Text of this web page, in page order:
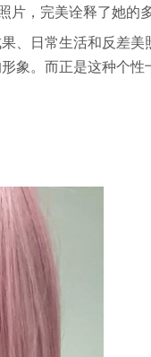
，完美诠释了她的多
、日常生活和反差
象。而正是这种个